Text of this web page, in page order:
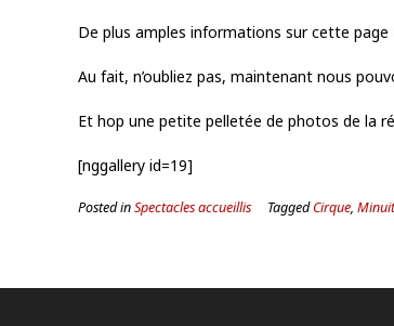
De plus amples informations sur cette page
Au fait, n’oubliez pas, maintenant nous
Et hop une petite pelletée de photos de la
[nggallery id=19]
Posted inSpectacles accueillis TaggedCirque,